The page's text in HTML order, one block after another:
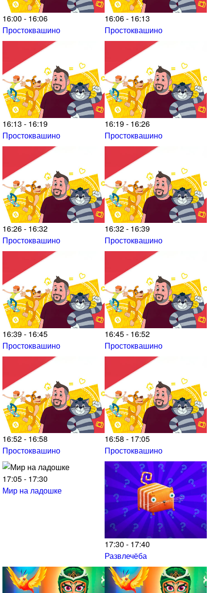
16:00 - 16:06
Простоквашино
16:06 - 16:13
Простоквашино
16:13 - 16:19
Простоквашино
16:19 - 16:26
Простоквашино
16:26 - 16:32
Простоквашино
16:32 - 16:39
Простоквашино
16:39 - 16:45
Простоквашино
16:45 - 16:52
Простоквашино
16:52 - 16:58
Простоквашино
16:58 - 17:05
Простоквашино
17:05 - 17:30
Мир на ладошке
17:30 - 17:40
Развлечёба